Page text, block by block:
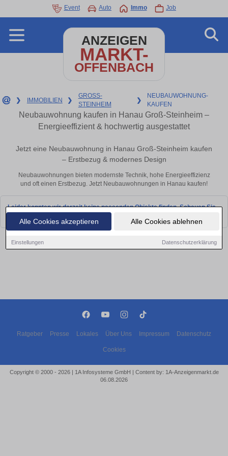
Alle Cookies akzeptieren Alle Cookies ablehnen
Einstellungen Datenschutzerklärung
Event Auto Immo Job
ANZEIGEN
MARKT-
OFFENBACH
❯ IMMOBILIEN ❯
GROSS-
STEINHEIM
❯
NEUBAUWOHNUNG-
KAUFEN
Neubauwohnung kaufen in Hanau Groß-Steinheim –
Energieeffizient & hochwertig ausgestattet
Jetzt eine Neubauwohnung in Hanau Groß-Steinheim kaufen
– Erstbezug & modernes Design
Neubauwohnungen bieten modernste Technik, hohe Energieeffizienz
und oft einen Erstbezug. Jetzt Neubauwohnungen in Hanau kaufen!
Leider konnten wir derzeit keine passenden Objekte finden. Schauen Sie
Ratgeber Presse Lokales Über Uns Impressum Datenschutz
Cookies
Copyright © 2000 - 2026 | 1A Infosysteme GmbH | Content by: 1A-Anzeigenmarkt.de
06.08.2026